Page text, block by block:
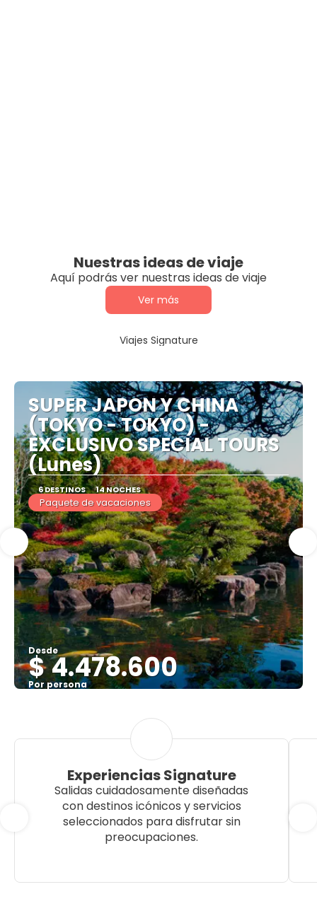
Nuestras ideas de viaje
Aquí podrás ver nuestras ideas de viaje
Ver más
Viajes Signature
SUPER JAPON Y CHINA
(TOKYO - TOKYO) -
EXCLUSIVO SPECIAL TOURS
(Lunes)
6 DESTINOS 14 NOCHES
Paquete de vacaciones
Desde
$ 4.478.600
Por persona
Experiencias Signature
Salidas cuidadosamente diseñadas
con destinos icónicos y servicios
seleccionados para disfrutar sin
preocupaciones.